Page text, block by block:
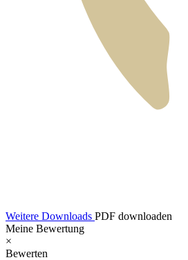
Weitere Downloads PDF downloaden
Meine Bewertung
×
Bewerten